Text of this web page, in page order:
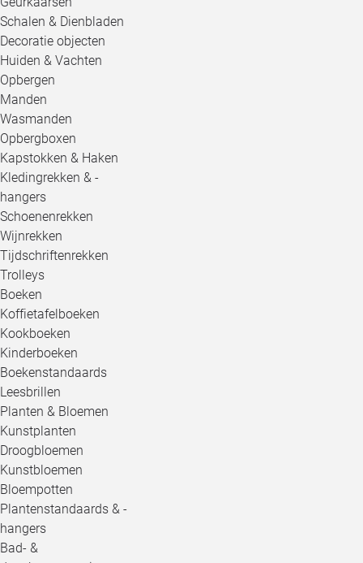
Schalen & Dienbladen
Decoratie objecten
Huiden & Vachten
Opbergen
Manden
Wasmanden
Opbergboxen
Kapstokken & Haken
Kledingrekken & -
hangers
Schoenenrekken
Wijnrekken
Tijdschriftenrekken
Trolleys
Boeken
Koffietafelboeken
Kookboeken
Kinderboeken
Boekenstandaards
Leesbrillen
Planten & Bloemen
Kunstplanten
Droogbloemen
Kunstbloemen
Bloempotten
Plantenstandaards & -
hangers
Bad- &